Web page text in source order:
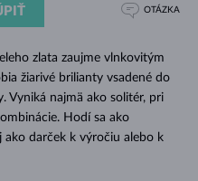
zlata zaujme vlnkovitým
žiarivé brilianty vsadené do
Vyniká najmä ako solitér, pri
Hodí sa ako
ako darček k výročiu alebo k
OTÁZKA